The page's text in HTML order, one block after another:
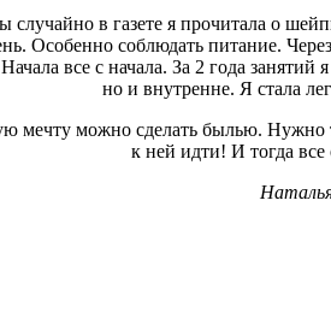
случайно в газете я прочитала о
Особенно соблюдать питание.
все с начала. За 2 года
но и внутренне. Я стала
мечту можно сделать былью. Нужно
к ней идти! И тогда все